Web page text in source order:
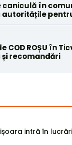
caniculă în
autoritățile
COD ROȘU în
recomandări
intră în lucrări